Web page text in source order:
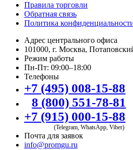
Правила торговли
Обратная связь
Политика
Адрес центрального офиса
101000, г. Москва,
Режим работы
Пн-Пт: 09:00–18:00
Телефоны
+7 (495) 008-15-88
8 (800) 551-78-81
+7 (915) 000-15-88
(Telegram, WhatsApp, Viber)
Почта для заявок
info@promgu.ru